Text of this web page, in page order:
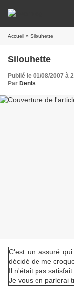
Accueil » Silouhette
Silouhette
Publié le 01/08/2007 à
Par Denis
C'est un assuré
décidé de me
Il n'était pas
Je vous en parlerai